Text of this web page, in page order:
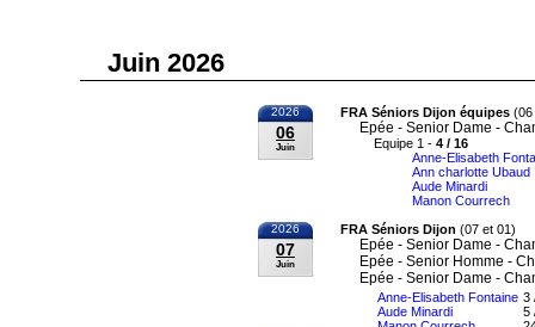
Juin 2026
2026
06
Juin
FRA Séniors Dijon équipes (06
Epée - Senior Dame -
Equipe 1 - 4 / 16
Anne-Elisabeth
Ann charlotte Ubaud
Aude Minardi
Manon Courrech
2026
07
Juin
FRA Séniors Dijon (07 et 01)
Epée - Senior Dame -
Epée - Senior Homme -
Epée - Senior Dame -
Anne-Elisabeth Fontaine
Aude Minardi
3
5